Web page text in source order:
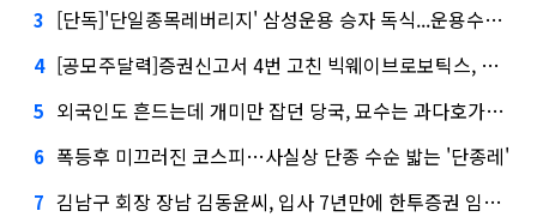
3 [단독]'단일종목레버리지' 삼성운용 승자 독식...운용수익 미래에셋의 6배
4 [공모주달력]증권신고서 4번 고친 빅웨이브로보틱스, 수요예측
5 외국인도 흔드는데 개미만 잡던 당국, 묘수는 과다호가부담금?
6 폭등후 미끄러진 코스피…사실상 단종 수순 밟는 '단종레'
7 김남구 회장 장남 김동윤씨, 입사 7년만에 한투증권 임원 승진